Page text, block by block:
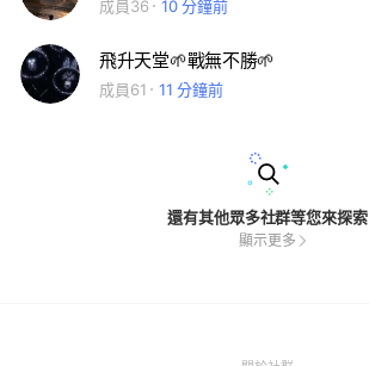
成員36 10 分鐘前
飛升天堂🌱戰無不勝🌱
成員61 11 分鐘前
還有其他眾多社群等您來探索
顯示更多